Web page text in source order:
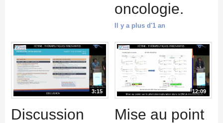
oncologie.
Il y a plus d'1 an
3:15
Discussion
12:09
Mise au point